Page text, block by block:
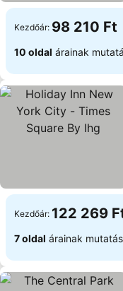
Kezdőár: 98 210 Ft
10 oldal árainak
Kezdőár: 122 269
7 oldal árainak